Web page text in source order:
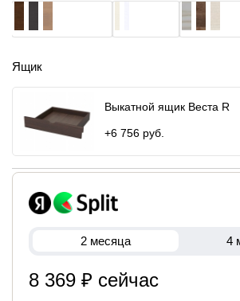
Ящик
Выкатной ящик Веста R
+6 756 руб.
2 месяца 4
8 369 ₽ сейчас